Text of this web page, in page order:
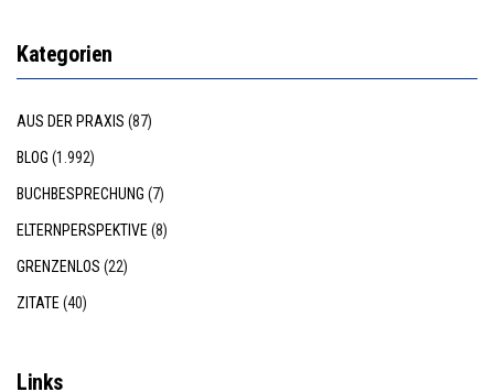
Kategorien
AUS DER PRAXIS (87)
BLOG (1.992)
BUCHBESPRECHUNG (7)
ELTERNPERSPEKTIVE(8)
GRENZENLOS (22)
ZITATE(40)
Links